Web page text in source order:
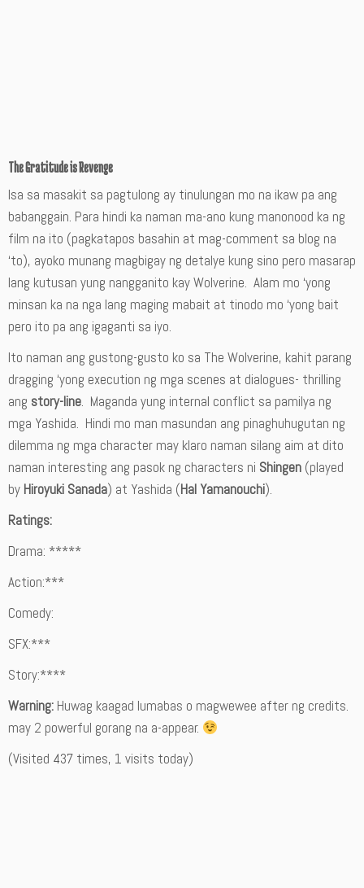
The Gratitude is Revenge
Isa sa masakit sa pagtulong ay tinulungan mo na ikaw pa ang
babanggain. Para hindi ka naman ma-ano kung manonood ka ng
film na ito (pagkatapos basahin at mag-comment sa blog na
‘to), ayoko munang magbigay ng detalye kung sino pero masarap
lang kutusan yung nangganito kay Wolverine. Alam mo ‘yong
minsan ka na nga lang maging mabait at tinodo mo ‘yong bait
pero ito pa ang igaganti sa iyo.
Ito naman ang gustong-gusto ko sa The Wolverine, kahit parang
dragging ‘yong execution ng mga scenes at dialogues- thrilling
ang story-line. Maganda yung internal conflict sa pamilya ng
mga Yashida. Hindi mo man masundan ang pinaghuhugutan ng
dilemma ng mga character may klaro naman silang aim at dito
naman interesting ang pasok ng characters ni Shingen (played
by Hiroyuki Sanada) at Yashida (Hal Yamanouchi).
Ratings:
Drama: *****
Action:***
Comedy:
SFX:***
Story:****
Warning: Huwag kaagad lumabas o magwewee after ng credits.
may 2 powerful gorang na a-appear.
(Visited 437 times, 1 visits today)